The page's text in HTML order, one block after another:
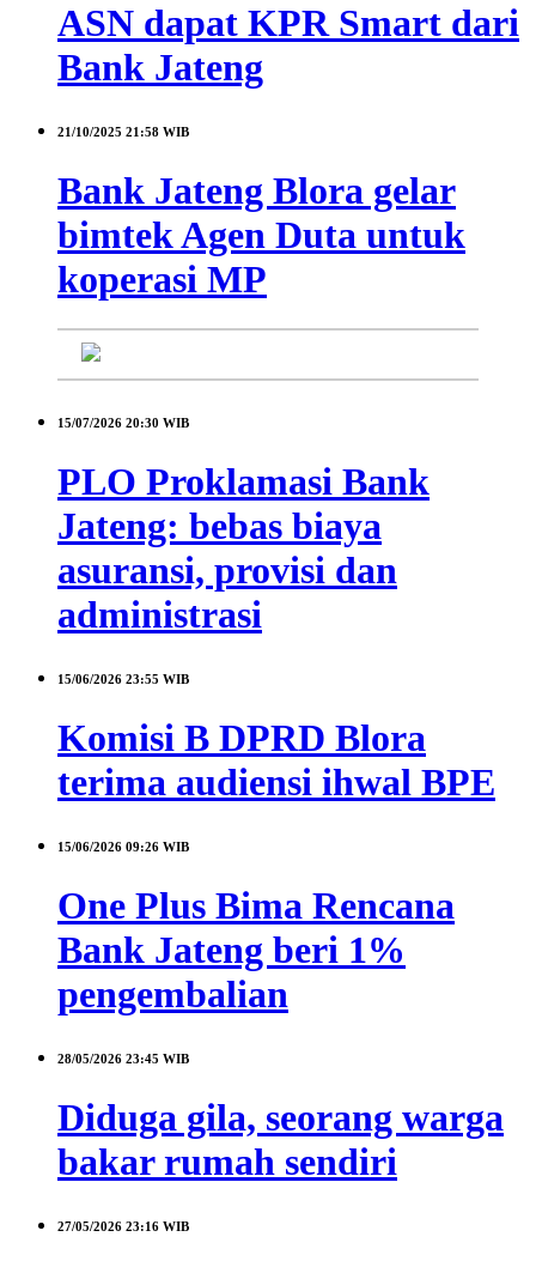
ASN dapat KPR Smart dari
Bank Jateng
21/10/2025 21:58 WIB
Bank Jateng Blora gelar
bimtek Agen Duta untuk
koperasi MP
15/07/2026 20:30 WIB
PLO Proklamasi Bank
Jateng: bebas biaya
asuransi, provisi dan
administrasi
15/06/2026 23:55 WIB
Komisi B DPRD Blora
terima audiensi ihwal BPE
15/06/2026 09:26 WIB
One Plus Bima Rencana
Bank Jateng beri 1%
pengembalian
28/05/2026 23:45 WIB
Diduga gila, seorang warga
bakar rumah sendiri
27/05/2026 23:16 WIB